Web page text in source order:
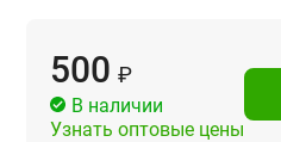
500 ₽
В наличии
Узнать оптовые цены